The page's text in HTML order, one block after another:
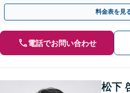
の高い解決を目指します
料金表を見
電話でお問い合わせ
松下